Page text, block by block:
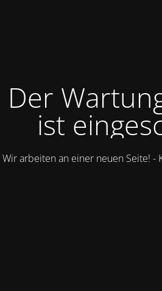
Der
ist
Wir arbeiten an einer neuen Seite! -